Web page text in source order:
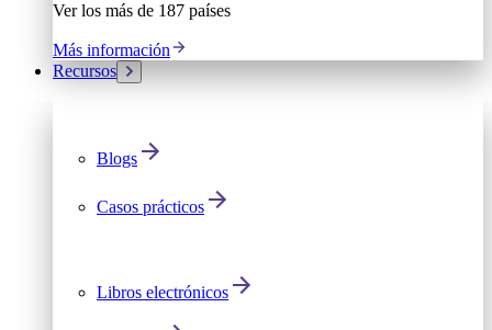
Ver los más de 187 países
Más información
Recursos
Blogs
Casos prácticos
Libros electrónicos